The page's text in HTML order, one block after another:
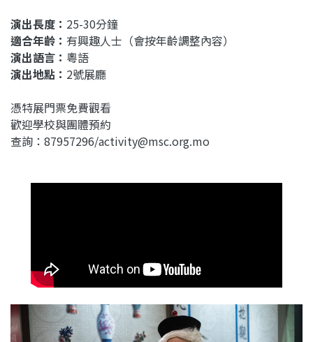
演出長度： 25-30分鐘
適合年齡： 有興趣人士（會按年齡調整內容）
演出語言： 粵語
演出地點： 2號展廳
憑特展門票免費觀看
歡迎學校與團體預約
查詢：87957296/activity@msc.org.mo